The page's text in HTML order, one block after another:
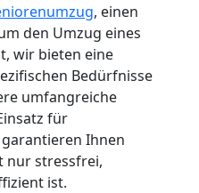
, einen
den Umzug eines
wir bieten eine
Bedürfnisse
umfangreiche
für
garantieren Ihnen
nur stressfrei,
ist.